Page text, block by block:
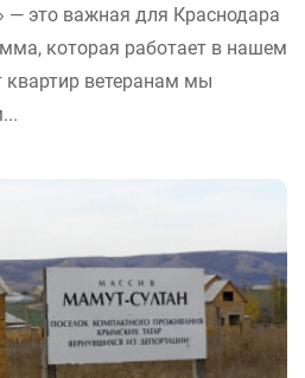
— это важная для Краснодара
которая работает в нашем
квартир ветеранам мы